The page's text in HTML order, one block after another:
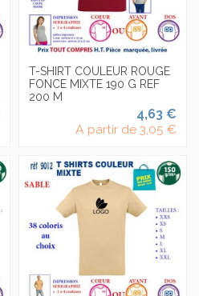
T-SHIRT COULEUR ROUGE
FONCE MIXTE 190 G REF
200 M
4,63 €
A partir de 3,05 €